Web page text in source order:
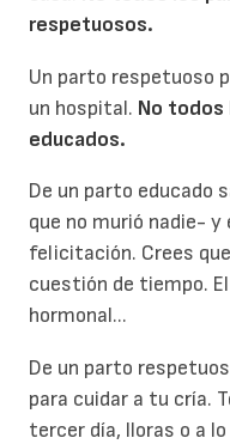
respetuosos.
Un parto respetuoso
un hospital. No todos
educados.
De un parto educado
que no murió nadie-
felicitación. Crees
cuestión de tiempo.
hormonal...
De un parto
para cuidar a tu cría.
tercer día, lloras o a